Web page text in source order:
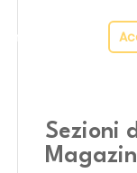
Contatti
Sezioni